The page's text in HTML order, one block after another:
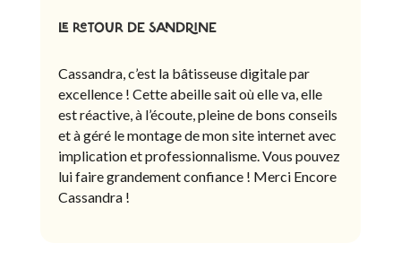
LE RETOUR DE SANDRINE
Cassandra, c’est la bâtisseuse digitale par
excellence ! Cette abeille sait où elle va, elle
est réactive, à l’écoute, pleine de bons conseils
et à géré le montage de mon site internet avec
implication et professionnalisme. Vous pouvez
lui faire grandement confiance ! Merci Encore
Cassandra !